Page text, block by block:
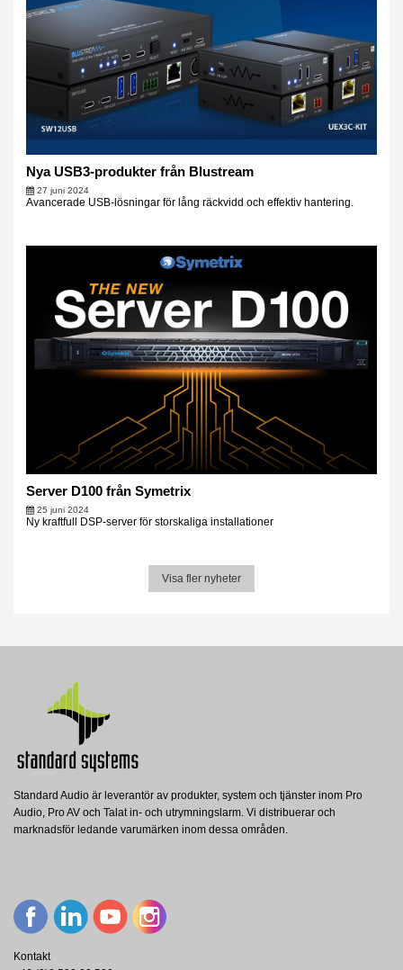
Nya USB3-produkter från Blustream
27 juni 2024
Avancerade USB-lösningar för lång räckvidd och effektiv hantering.
Server D100 från Symetrix
25 juni 2024
Ny kraftfull DSP-server för storskaliga installationer
Visa fler nyheter
Standard Audio är leverantör av produkter, system och tjänster inom Pro
Audio, Pro AV och Talat in- och utrymningslarm. Vi distribuerar och
marknadsför ledande varumärken inom dessa områden.
Kontakt